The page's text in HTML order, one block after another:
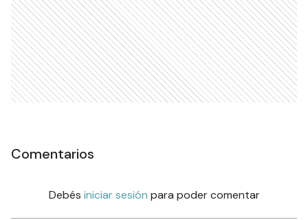
Comentarios
Debés iniciar sesión para poder comentar